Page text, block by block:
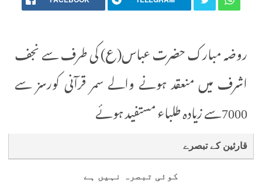
روضہ مبارک حضرت عباس(ع) کی طرف سے نجف
اشرف میں منعقد ہونے والے سمر قرآنی کورسز سے
7000سے زیادہ طلباء مستفید ہوئے
قارئین کے تبصرے
کوئی تبصرہ نہیں ہے